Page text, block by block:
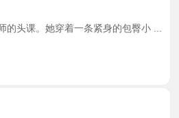
的头课。她穿着一条紧身的包臀小 ...